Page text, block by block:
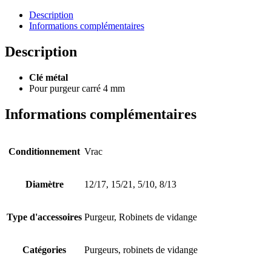
Description
Informations complémentaires
Description
Clé métal
Pour purgeur carré 4 mm
Informations complémentaires
Conditionnement Vrac
Diamètre 12/17, 15/21, 5/10, 8/13
Type d'accessoires Purgeur, Robinets de vidange
Catégories Purgeurs, robinets de vidange